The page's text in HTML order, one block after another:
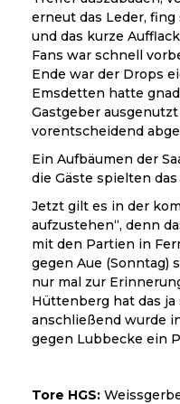
erneut das Leder,
und das kurze
Fans war schnell
Ende war der Drops
Emsdetten hatte
Gastgeber ausgenutzt
vorentscheidend
Ein Aufbäumen der
die Gäste spielten
Jetzt gilt es in der
aufzustehen“, denn
mit den Partien in
gegen Aue (Sonntag)
nur mal zur
Hüttenberg hat das
anschließend wurde
gegen Lubbecke ein
Tore HGS: